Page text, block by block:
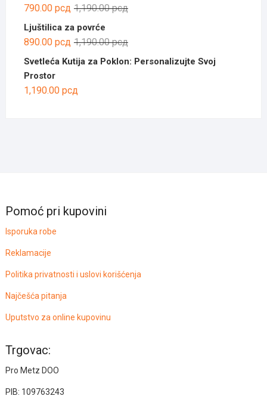
била:
690.00 рсд.
1,190.00рсдОригинална
била:
1,190.00 рсд.
790.00 рсд
Тренутна
790.00 рсд.
Ljuštilica za povrće
1,190.00рсдОригинална
цена
890.00 рсд
Тренутна
цена
Svetleća Kutija za Poklon: Personalizujte Svoj
Prostor
1,190.00 рсд
Pomoć pri kupovini
Isporuka robe
Reklamacije
Politika privatnosti i uslovi korišćenja
Najčešća pitanja
Uputstvo za online kupovinu
Trgovac:
Pro Metz DOO
PIB: 109763243